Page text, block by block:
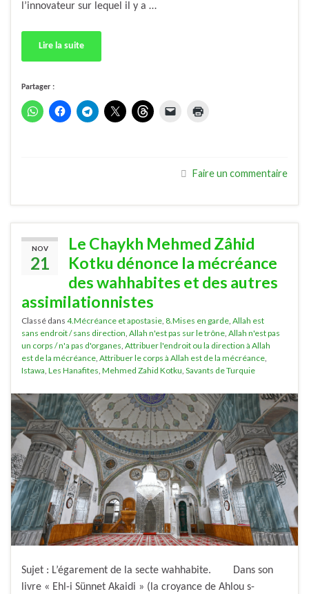
l’innovateur sur lequel il y a …
Lire la suite
Partager :
Faire un commentaire
NOV
21
Le Chaykh Mehmed Zâhid
Kotku dénonce la mécréance
des wahhabites et des autres
assimilationnistes
Classé dans 4.Mécréance et apostasie 8.Mises en garde Allah est
sans endroit / sans direction Allah n'est pas sur le trône Allah n'est pas
un corps / n'a pas d'organes Attribuer l'endroit ou la direction à Allah
est de la mécréance Attribuer le corps à Allah est de la mécréance
Istawa Les Hanafites Mehmed Zahid Kotku Savants de Turquie
Sujet : L’égarement de la secte wahhabite. Dans son
livre « Ehl-i Sünnet Akaidi » (la croyance de Ahlou s-